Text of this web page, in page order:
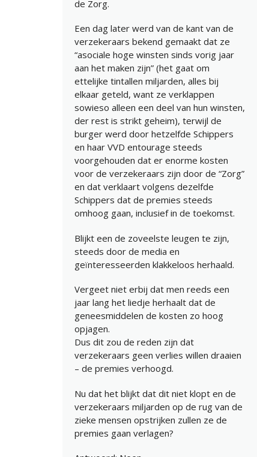
de Zorg.
Een dag later werd van de kant van de
verzekeraars bekend gemaakt dat ze
“asociale hoge winsten sinds vorig jaar
aan het maken zijn” (het gaat om
ettelijke tintallen miljarden, alles bij
elkaar geteld, want ze verklappen
sowieso alleen een deel van hun winsten,
der rest is strikt geheim), terwijl de
burger werd door hetzelfde Schippers
en haar VVD entourage steeds
voorgehouden dat er enorme kosten
voor de verzekeraars zijn door de “Zorg”
en dat verklaart volgens dezelfde
Schippers dat de premies steeds
omhoog gaan, inclusief in de toekomst.
Blijkt een de zoveelste leugen te zijn,
steeds door de media en
geïnteresseerden klakkeloos herhaald.
Vergeet niet erbij dat men reeds een
jaar lang het liedje herhaalt dat de
geneesmiddelen de kosten zo hoog
opjagen.
Dus dit zou de reden zijn dat
verzekeraars geen verlies willen draaien
– de premies verhoogd.
Nu dat het blijkt dat dit niet klopt en de
verzekeraars miljarden op de rug van de
zieke mensen opstrijken zullen ze de
premies gaan verlagen?